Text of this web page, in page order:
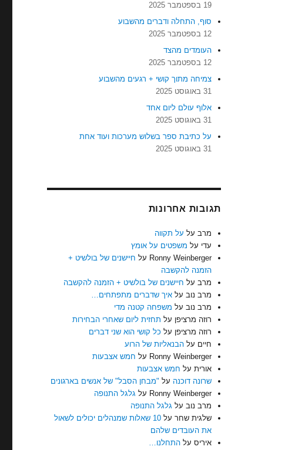
19 בספטמבר 2025
סוף, התחלה ודברים מהשבוע
12 בספטמבר 2025
העומדים מהצד
12 בספטמבר 2025
צמיחה מתוך קושי + רגעים מהשבוע
31 באוגוסט 2025
אלוף עולם ליום אחד
31 באוגוסט 2025
על כתיבת ספר בשלוש מערכות ועוד אחת
31 באוגוסט 2025
תגובות אחרונות
מרב על על תקווה
עדי על משפטים על אומץ
Ronny Weinberger על חיישנים של בולשיט +
הזמנה להקשבה
מרב על חיישנים של בולשיט + הזמנה להקשבה
מרב נוב עלאיך שדברים מתפתחים…
מרב נוב על משפחה קטנה מדי
רוזה מרציפן על תחזית ליום שאחרי הבחירות
רוזה מרציפן על כל קושי הוא שני דברים
חיים עלהבנאליות של הרוע
Ronny Weinberger על חמש אצבעות
אורית על חמש אצבעות
שרונה דוכנה על "מבחן הסבל" של אנשים בארגונים
Ronny Weinberger על גלגל התנופה
מרב נוב על גלגל התנופה
שלגית שחר על
10 שאלות שמנהלים יכולים לשאול
את העובדים שלהם
איריס עלהתחלנו…